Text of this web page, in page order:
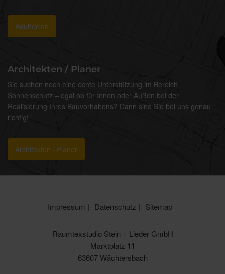
Bauherren
Architekten / Planer
Sie suchen noch eine echte Unterstützung im Bereich
Sonnenschutz – egal ob für Innen oder Außen bei der
Realisierung Ihres Bauvorhabens? Dann sind Sie bei uns genau
richtig!
Architekten / Planer
Impressum Datenschutz Sitemap
Raumtexstudio Stein + Lieder GmbH
Marktplatz 11
63607 Wächtersbach